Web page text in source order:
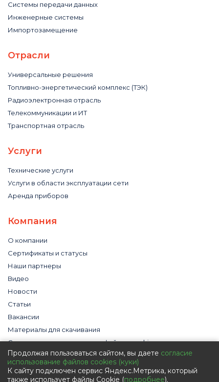
Системы передачи данных
Инженерные системы
Импортозамещение
Отрасли
Универсальные решения
Топливно-энергетический комплекс (ТЭК)
Радиоэлектронная отрасль
Телекоммуникации и ИТ
Транспортная отрасль
Услуги
Технические услуги
Услуги в области эксплуатации сети
Аренда приборов
Компания
О компании
Сертификаты и статусы
Наши партнеры
Видео
Новости
Статьи
Вакансии
Материалы для скачивания
Cогласие на использование файлов cookies
Обработка персональных данных с помощью сервиса
«Яндекс.Метрика»
Политика в отношении обработки персональных данных
Продолжая пользоваться сайтом, вы даете согласие
использование файлов cookies (куки)
К сайту подключен сервис Яндекс.Метрика, который
также использует файлы Cookie (подробнее).